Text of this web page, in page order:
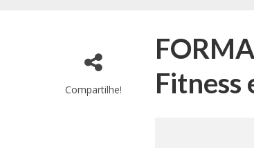
Compartilhe!
Fitness